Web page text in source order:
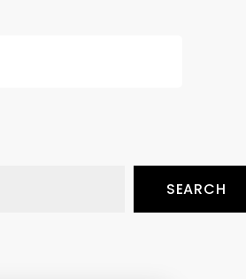
SEARCH